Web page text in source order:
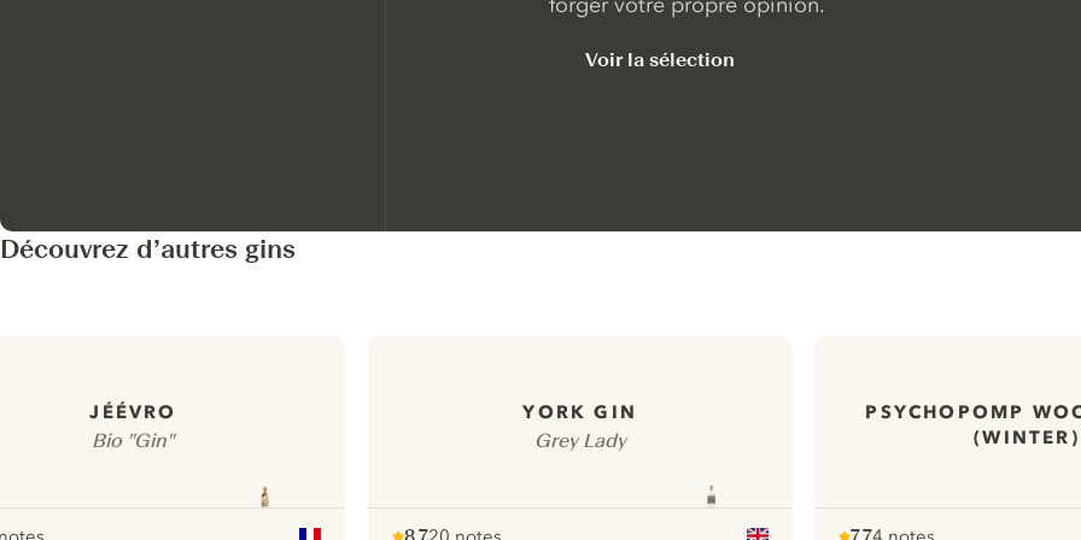
Voir la sélection
Découvrez d’autres gins
JÉÉVRO
Bio "Gin"
YORK GIN
Grey Lady
PSYCHOPOMP
(WINTER)